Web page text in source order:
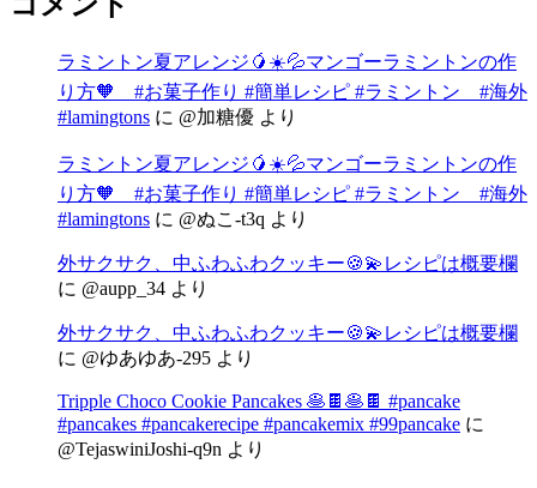
ラミントン夏アレンジ🥭☀️💦マンゴーラミントンの作
り方🧡 #お菓子作り #簡単レシピ #ラミントン #海外
#lamingtons に @加糖優 より
ラミントン夏アレンジ🥭☀️💦マンゴーラミントンの作
り方🧡 #お菓子作り #簡単レシピ #ラミントン #海外
#lamingtons に @ぬこ-t3q より
外サクサク、中ふわふわクッキー🍪💫レシピは概要欄
に @aupp_34 より
外サクサク、中ふわふわクッキー🍪💫レシピは概要欄
に @ゆあゆあ-295 より
Tripple Choco Cookie Pancakes 🥞🍫🥞🍫 #pancake
#pancakes #pancakerecipe #pancakemix #99pancake に
@TejaswiniJoshi-q9n より